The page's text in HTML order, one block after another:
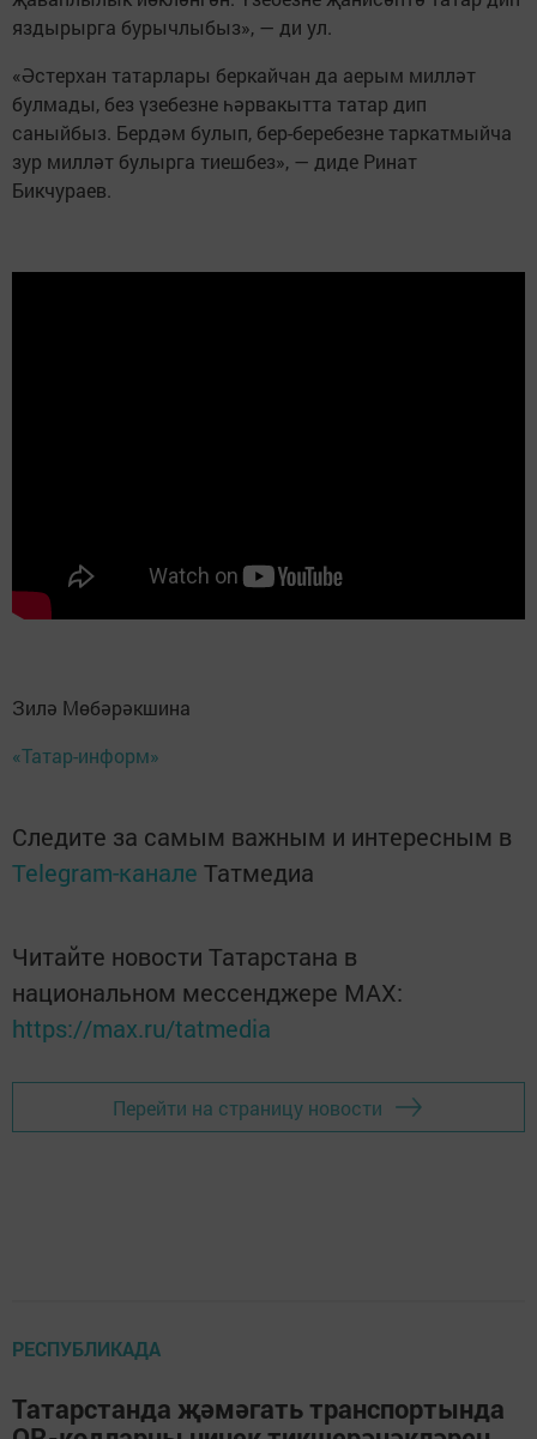
яздырырга бурычлыбыз», — ди ул.
«Әстерхан татарлары беркайчан да аерым милләт
булмады, без үзебезне һәрвакытта татар дип
саныйбыз. Бердәм булып, бер-беребезне таркатмыйча
зур милләт булырга тиешбез», — диде Ринат
Бикчураев.
Зилә Мөбәрәкшина
«Татар-информ»
Следите за самым важным и интересным в
Telegram-канале Татмедиа
Читайте новости Татарстана в
национальном мессенджере MАХ:
https://max.ru/tatmedia
Перейти на страницу новости
РЕСПУБЛИКАДА
Татарстанда җәмәгать транспортында